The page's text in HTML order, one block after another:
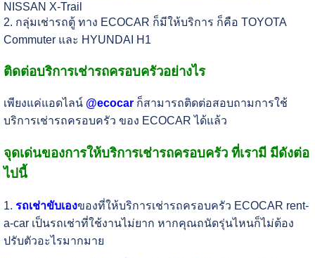
NISSAN X-Trail
2. กลุ่มเช่ารถตู้ ทาง ECOCAR ก็มีให้บริการ ก็คือ TOYOTA
Commuter และ HYUNDAI H1
ติดต่อบริการเช่ารถครอบครัวอย่างไร
เพียงแค่แอดไลน์ @ecocarก็สามารถติดต่อสอบถามการใช้
บริการเช่ารถครอบครัว ของ ECOCAR ได้แล้ว
จุดเด่นของการให้บริการเช่ารถครอบครัว ที่เรามี มีดังต่อ
ไปนี้
1. รถเช่าขับเองของที่ให้บริการเช่ารถครอบครัว ECOCAR rent-
a-car เป็นรถเช่าที่ใช้งานไม่ยาก หากคุณถนัดรุ่นไหนก็ไม่ต้อง
ปรับตัวอะไรมากมาย